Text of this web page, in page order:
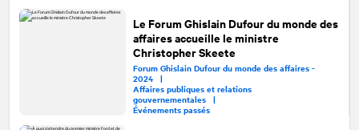
Le Forum Ghislain Dufour du monde des
affaires accueille le ministre
Christopher Skeete
Forum Ghislain Dufour du monde des affaires -
2024 |
Affaires publiques et relations
gouvernementales |
Événements passés